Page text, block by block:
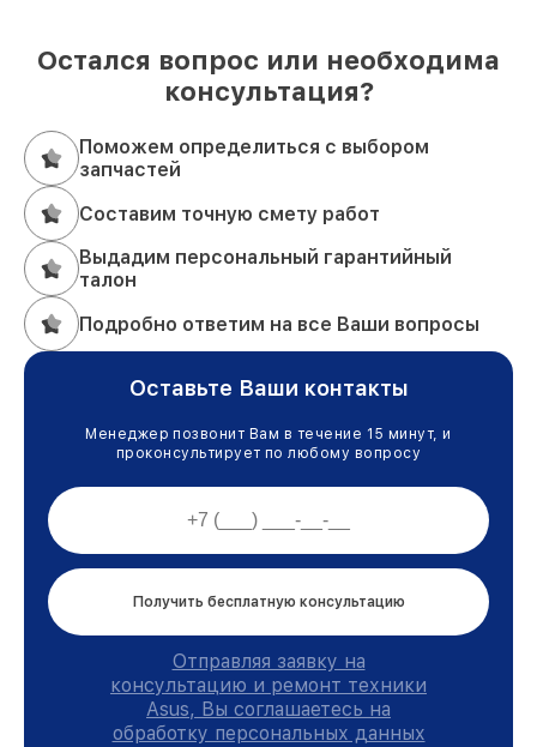
Остался вопрос или необходима
консультация?
Поможем определиться с выбором
запчастей
Составим точную смету работ
Выдадим персональный гарантийный
талон
Подробно ответим на все Ваши вопросы
Оставьте Ваши контакты
Менеджер позвонит Вам в течение 15 минут, и
проконсультирует по любому вопросу
Получить бесплатную консультацию
Отправляя заявку на
консультацию и ремонт техники
Asus, Вы соглашаетесь на
обработку персональных данных